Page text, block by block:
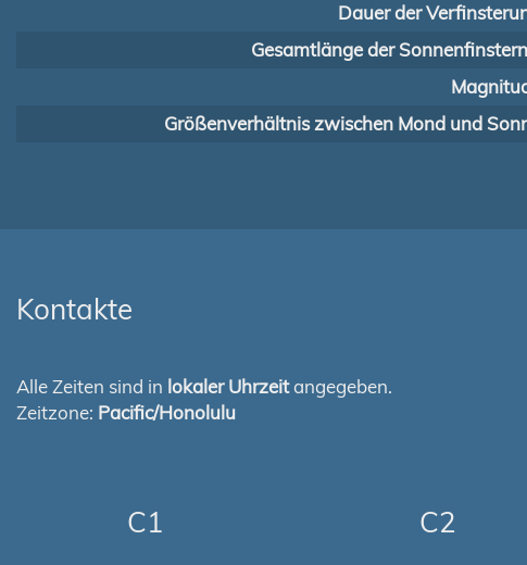
Dauer der
Gesamtlänge der
Größenverhältnis zwischen Mond und
Kontakte
Alle Zeiten sind in lokaler Uhrzeitangegeben.
Zeitzone: Pacific/Honolulu
C1 C2